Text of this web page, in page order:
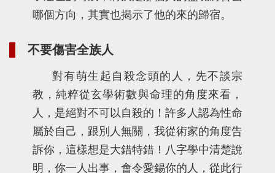
哪個方向，其實也揭示了他的來的歸宿。
不要傷害全族人
對有萌生起自殺念頭的人，先不談宗
教，純粹從玄學術數與命理的角度來看，
人，是絕對不可以自殺的！許多人認為性命
屬於自己，跟別人無關，我從術家的角度告
訴你，這樣想是大錯特錯！八字學中清楚說
明，你一人出事，會令愛錫你的人，從此行